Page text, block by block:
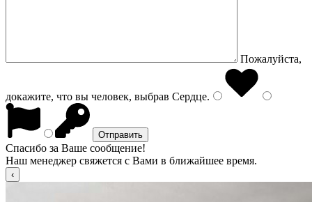
Пожалуйста,
докажите, что вы человек, выбрав Сердце.
Спасибо за Ваше сообщение!
Наш менеджер свяжется с Вами в ближайшее время.